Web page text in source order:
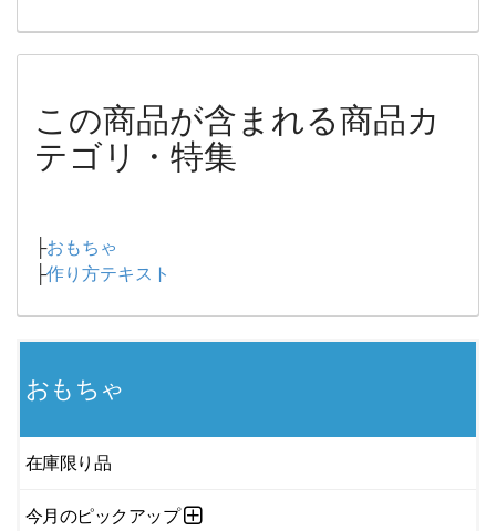
この商品が含まれる商品カ
テゴリ・特集
├おもちゃ
├作り方テキスト
おもちゃ
在庫限り品
今月のピックアップ